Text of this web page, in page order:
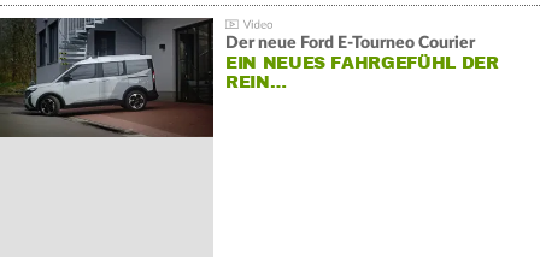
Der neue Ford E-Tourneo Courier
EIN NEUES FAHRGEFÜHL DER
REIN…